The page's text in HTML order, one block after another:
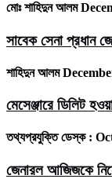
মোঃ শাহিদুন আলম
সাবেক সেনা প্রধান
শাহিদুন আলম
মেসেঞ্জারে ডিলিট
তথ্যপ্রযুক্তি ডেস্ক :
জেনারল আজিজকে